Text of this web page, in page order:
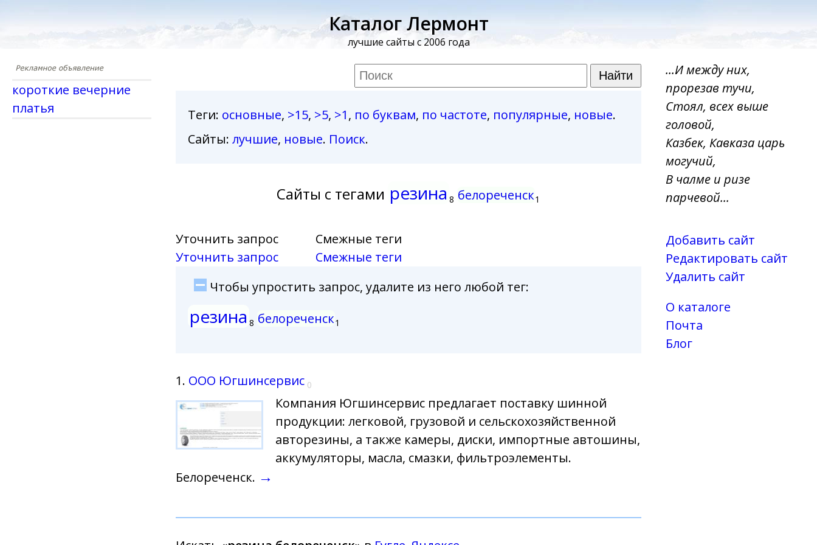
Каталог Лермонт
лучшие сайты с 2006 года
короткие вечерние
платья
Теги: основные, >15, >5, >1, по буквам, по частоте, популярные, новые.
Сайты: лучшие, новые. Поиск.
Сайты с тегами резина 8 белореченск1
Уточнить запрос
Уточнить запрос
Смежные теги
Смежные теги
Чтобы упростить запрос, удалите из него любой тег:
резина 8 белореченск1
1. ООО Югшинсервис0
Компания Югшинсервис предлагает поставку шинной
продукции: легковой, грузовой и сельскохозяйственной
авторезины, а также камеры, диски, импортные автошины,
аккумуляторы, масла, смазки, фильтроэлементы.
Белореченск. →
...И между них,
прорезав тучи,
Стоял, всех выше
головой,
Казбек, Кавказа царь
могучий,
В чалме и ризе
парчевой...
Добавить сайт
Редактировать сайт
Удалить сайт
О каталоге
Почта
Блог